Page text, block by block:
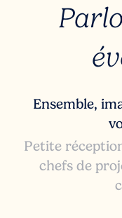
Ensemble,
Petite
chefs de